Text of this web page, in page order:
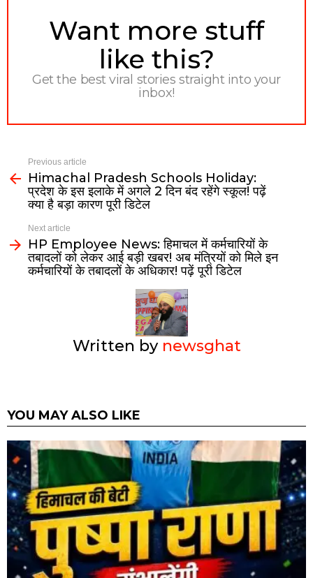
NEWSLETTER
Want more stuff
like this?
Get the best viral stories straight into your
inbox!
Previous article
Himachal Pradesh Schools Holiday:
प्रदेश के इस इलाके में अगले 2 दिन बंद रहेंगे स्कूल! पढ़ें
क्या है बड़ा कारण पूरी डिटेल
Next article
HP Employee News: हिमाचल में कर्मचारियों के
तबादलों को लेकर आई बड़ी खबर! अब मंत्रियों को मिले इन
कर्मचारियों के तबादलों के अधिकार! पढ़ें पूरी डिटेल
Written by newsghat
YOU MAY ALSO LIKE